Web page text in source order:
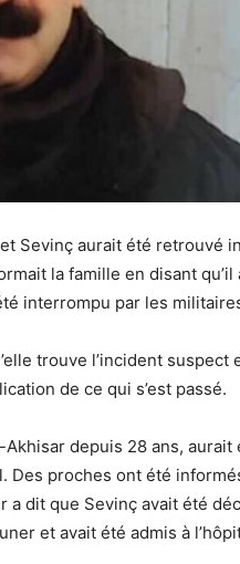
Sevinç aurait été retrouvé
la famille en disant
interrompu par les
trouve l’incident suspect
de ce qui s’est passé.
depuis 28 ans, aurait
Des proches ont été
a dit que Sevinç avait été
et avait été admis à